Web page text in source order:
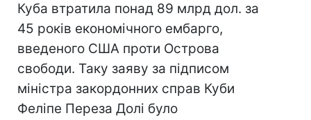
Куба втратила понад 89 млрд дол. за
45 років економічного ембарго,
введеного США проти Острова
свободи. Таку заяву за підписом
міністра закордонних справ Куби
Феліпе Переза Долі було